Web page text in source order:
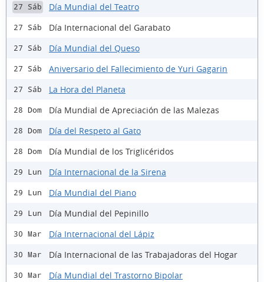
27 Sáb Día Mundial del Teatro
27 Sáb Día Internacional del Garabato
27 Sáb Día Mundial del Queso
27 Sáb Aniversario del Fallecimiento de Yuri Gagarin
27 Sáb La Hora del Planeta
28 Dom Día Mundial de Apreciación de las Malezas
28 Dom Día del Respeto al Gato
28 Dom Día Mundial de los Triglicéridos
29 Lun Día Internacional de la Sirena
29 Lun Día Mundial del Piano
29 Lun Día Mundial del Pepinillo
30 Mar Día Internacional del Lápiz
30 Mar Día Internacional de las Trabajadoras del Hogar
30 Mar Día Mundial del Trastorno Bipolar